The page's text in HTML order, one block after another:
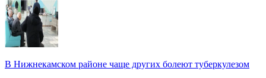
В Нижнекамском районе чаще других болеют туберкулезом